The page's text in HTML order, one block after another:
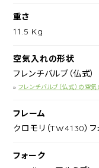
重さ
11.5 Kg
空気入れの形状
フレンチバルブ（仏式）
»フレンチバルブ（仏式）の空
フレーム
クロモリ（TW4130）
フォーク